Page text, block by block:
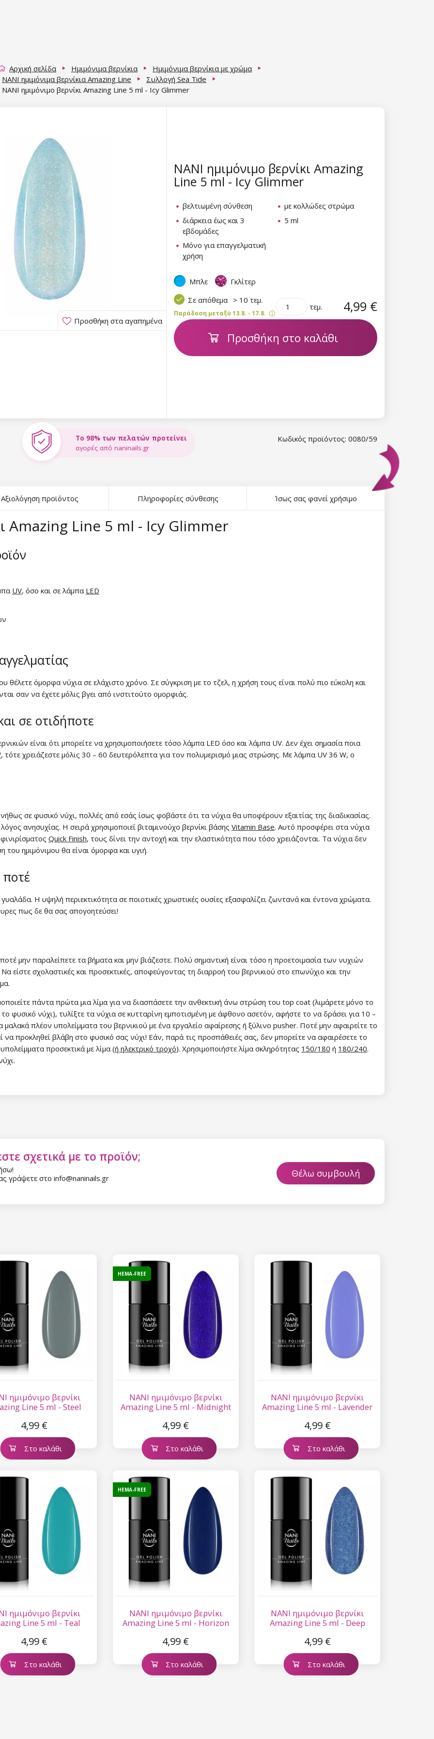
Αρχική σελίδα Ημιμόνιμα βερνίκια
Ημιμόνιμα βερνίκια με χρώμα
NANI ημιμόνιμα βερνίκια Amazing Line
Συλλογή Sea Tide
NANI ημιμόνιμο βερνίκι Amazing Line 5 ml - Icy Glimmer
Προσθήκη στα αγαπημένα
NANI ημιμόνιμο βερνίκι Amazing
Line 5 ml - Icy Glimmer
βελτιωμένη σύνθεση
με κολλώδες στρώμα
διάρκεια έως και 3
εβδομάδες
5 ml
Μόνο για επαγγελματική
χρήση
Μπλε
Γκλίτερ
Σε απόθεμα > 10 τεμ.
Παράδοση μεταξύ 13.8. - 17.8.
τεμ. 4,99 €
Προσθήκη στο καλάθι
Κωδικός προϊόντος: 0080/59
Το 98% των πελατών προτείνει
αγορές από naninails.gr
Amazing Line 5 ml - Icy Glimmer
UV, όσο και σε λάμπα LED
θέλετε όμορφα νύχια σε ελάχιστο χρόνο. Σε σύγκριση με το τζελ, η χρήση τους είναι πολύ πιο εύκολη και
σαν να έχετε μόλις βγει από ινστιτούτο ομορφιάς.
σε οτιδήποτε
είναι ότι μπορείτε να χρησιμοποιήσετε τόσο λάμπα LED όσο και λάμπα UV. Δεν έχει σημασία ποια
, τότε χρειάζεστε μόλις 30 – 60 δευτερόλεπτα για τον πολυμερισμό μιας στρώσης. Με λάμπα UV 36 W, ο
σε φυσικό νύχι, πολλές από εσάς ίσως φοβάστε ότι τα νύχια θα υποφέρουν εξαιτίας της διαδικασίας.
ανησυχίας. Η σειρά χρησιμοποιεί βιταμινούχο βερνίκι βάσης Vitamin Base. Αυτό προσφέρει στα νύχια
Quick Finish, τους δίνει την αντοχή και την ελαστικότητα που τόσο χρειάζονται. Τα νύχια δεν
ημιμόνιμου θα είναι όμορφα και υγιή.
Η υψηλή περιεκτικότητα σε ποιοτικές χρωστικές ουσίες εξασφαλίζει ζωντανά και έντονα χρώματα.
πως δε θα σας απογοητεύσει!
μην παραλείπετε τα βήματα και μην βιάζεστε. Πολύ σημαντική είναι τόσο η προετοιμασία των νυχιών
είστε σχολαστικές και προσεκτικές, αποφεύγοντας τη διαρροή του βερνικιού στο επωνύχιο και την
πάντα πρώτα μια λίμα για να διασπάσετε την ανθεκτική άνω στρώση του top coat (λιμάρετε μόνο το
φυσικό νύχι), τυλίξτε τα νύχια σε κυτταρίνη εμποτισμένη με άφθονο ασετόν, αφήστε το να δράσει για 10 –
πλέον υπολείμματα του βερνικιού με ένα εργαλείο αφαίρεσης ή ξύλινο pusher. Ποτέ μην αφαιρείτε το
να προκληθεί βλάβη στο φυσικό σας νύχι! Εάν, παρά τις προσπάθειές σας, δεν μπορείτε να αφαιρέσετε το
προσεκτικά με λίμα (ή ηλεκτρικό τροχό). Χρησιμοποιήστε λίμα σκληρότητας 150/180 ή 180/240.
Αξιολόγηση προϊόντος Πληροφορίες σύνθεσης Ίσως σας φανεί χρήσιμο
σχετικά με το προϊόν;
γράψετε στο info@naninails.gr
Θέλω συμβουλή
ημιμόνιμο βερνίκι
Line 5 ml - Steel
4,99 €
Στο καλάθι
NANI ημιμόνιμο βερνίκι
Amazing Line 5 ml - Midnight
4,99 €
HEMA-FREE
Στο καλάθι
NANI ημιμόνιμο βερνίκι
Amazing Line 5 ml - Lavender
4,99 €
Στο καλάθι
ημιμόνιμο βερνίκι
Line 5 ml - Teal
4,99 €
Στο καλάθι
NANI ημιμόνιμο βερνίκι
Amazing Line 5 ml - Horizon
4,99 €
HEMA-FREE
Στο καλάθι
NANI ημιμόνιμο βερνίκι
Amazing Line 5 ml - Deep
4,99 €
Στο καλάθι
Έκπτωση 15%
Εγγραφείτε στο newsletter μας και
σας αγορά.
εμάς.